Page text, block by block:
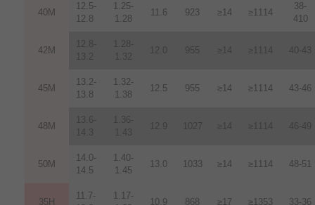
40M
12.5-
12.8
1.25-
1.28
11.6 923 ≥14 ≥1114
38-
410
42M
12.8-
13.2
1.28-
1.32
12.0 955 ≥14 ≥1114 40-43
45M
13.2-
13.8
1.32-
1.38
12.5 955 ≥14 ≥1114 43-46
48M
13.6-
14.3
1.36-
1.43
12.9 1027 ≥14 ≥1114 46-49
50M
14.0-
14.5
1.40-
1.45
13.0 1033 ≥14 ≥1114 48-51
35H
11.7-
1.17-
10.9 868 ≥17 ≥1353 33-36